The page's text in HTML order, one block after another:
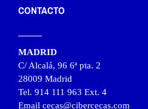
CONTACTO
MADRID
C/ Alcalá, 96 6ª pta. 2
28009 Madrid
Tel. 914 111 963 Ext. 4
Email cecas@cibercecas.com